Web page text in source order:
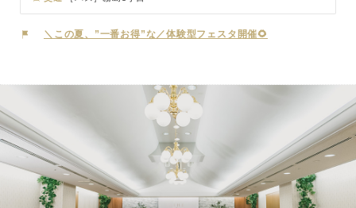
＼この夏、”一番お得”な／体験型フェスタ開催🌻